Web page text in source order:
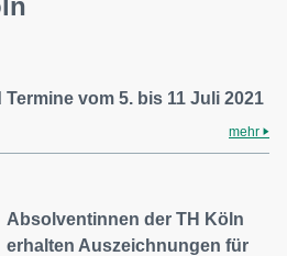
vom 5. bis 11 Juli 2021
mehr
Absolventinnen der TH Köln
erhalten Auszeichnungen für